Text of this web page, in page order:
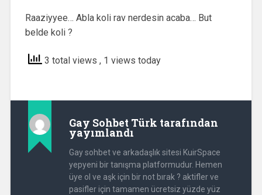
Raaziyyee… Abla koli rav nerdesin acaba… But
belde koli ?
3 total views , 1 views today
Gay Sohbet Türk tarafından
yayımlandı
Gay sohbet ve arkadaşlık sitesi KuirSpace
yepyeni bir tanışma platformudur. Hemen
üye ol ve aşk için bir not bırak ? aktifler ve
pasifler için tamamen ücretsiz yüzde yüz